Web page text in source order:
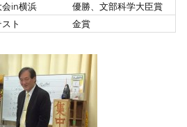
会in横浜
優勝、文部科学大臣賞
ト 金賞